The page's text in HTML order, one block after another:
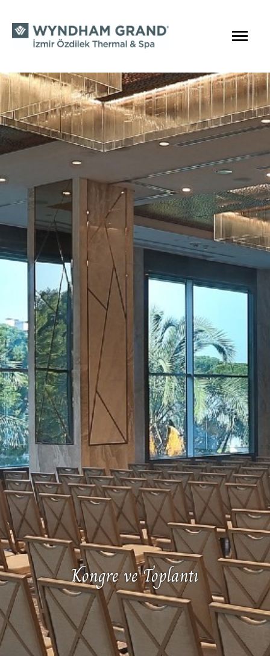
Kongre ve Toplantı